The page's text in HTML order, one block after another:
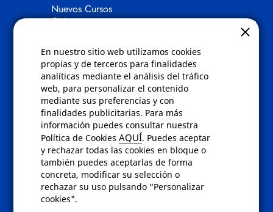
En nuestro sitio web utilizamos cookies
propias y de terceros para finalidades
analíticas mediante el análisis del tráfico
web, para personalizar el contenido
mediante sus preferencias y con
finalidades publicitarias. Para más
información puedes consultar nuestra
Política de CookiesAQUÍ. Puedes aceptar
y rechazar todas las cookies en bloque o
también puedes aceptarlas de forma
concreta, modificar su selección o
rechazar su uso pulsando “Personalizar
cookies".
Nuevos Cursos
Quienes somos
Políticas
Condiciones de compra
Aviso de privacidad
Cookies
Bajas comunicados comerciales
Derecho de desistimiento
Preguntas frecuentes
Contacto
Envíanos un email a